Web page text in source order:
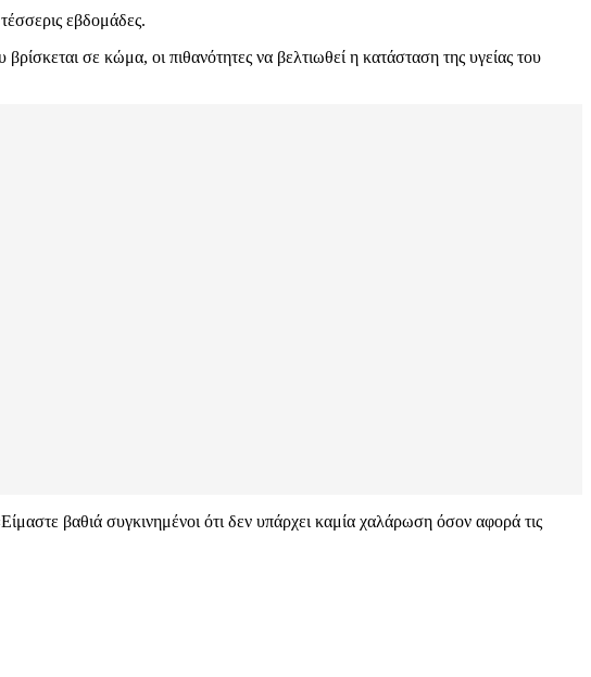
εβδομάδες.
σε κώμα, οι πιθανότητες να βελτιωθεί η κατάσταση της υγείας του
βαθιά συγκινημένοι ότι δεν υπάρχει καμία χαλάρωση όσον αφορά τις